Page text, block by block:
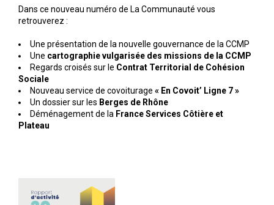
Dans ce nouveau numéro de La Communauté vous
retrouverez :
Une présentation de la nouvelle gouvernance de la CCMP
Une cartographie vulgarisée des missions de la CCMP
Regards croisés sur le Contrat Territorial de Cohésion
Sociale
Nouveau service de covoiturage « En Covoit’ Ligne 7 »
Un dossier sur les Berges de Rhône
Déménagement de la France Services Côtière et
Plateau